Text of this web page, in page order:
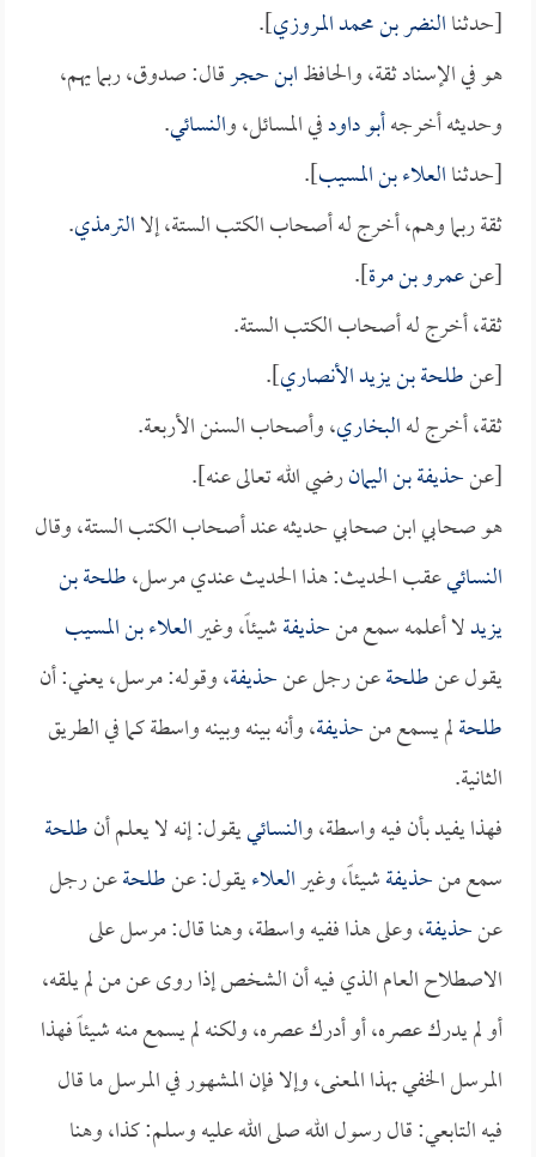
[حدثناالنضر بن محمد المروزي].
هو في الإسناد ثقة، والحافظابن حجرقال: صدوق، ربما يهم،
وحديثه أخرجهأبو داودفي المسائل، والنسائي.
[حدثناالعلاء بن المسيب].
ثقة ربما وهم، أخرج له أصحاب الكتب الستة، إلاالترمذي.
[عنعمرو بن مرة].
ثقة، أخرج له أصحاب الكتب الستة.
[عنطلحة بن يزيد الأنصاري].
ثقة، أخرج لهالبخاري، وأصحاب السنن الأربعة.
[عنحذيفة بن اليمانرضي الله تعالى عنه].
هو صحابي ابن صحابي حديثه عند أصحاب الكتب الستة، وقال
النسائيعقب الحديث: هذا الحديث عندي مرسل،طلحة بن
يزيدلا أعلمه سمع منحذيفةشيئاً، وغيرالعلاء بن المسيب
يقول عنطلحةعن رجل عنحذيفة، وقوله: مرسل، يعني: أن
طلحةلم يسمع منحذيفة، وأنه بينه وبينه واسطة كما في الطريق
الثانية.
فهذا يفيد بأن فيه واسطة، والنسائييقول: إنه لا يعلم أنطلحة
سمع منحذيفةشيئاً، وغيرالعلاءيقول: عنطلحةعن رجل
عنحذيفة، وعلى هذا ففيه واسطة، وهنا قال: مرسل على
الاصطلاح العام الذي فيه أن الشخص إذا روى عن من لم يلقه،
أو لم يدرك عصره، أو أدرك عصره، ولكنه لم يسمع منه شيئاً فهذا
المرسل الخفي بهذا المعنى، وإلا فإن المشهور في المرسل ما قال
فيه التابعي: قال رسول الله صلى الله عليه وسلم: كذا، وهنا